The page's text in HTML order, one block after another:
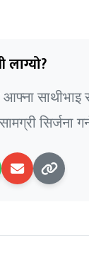
साथीभाइ
सिर्जना